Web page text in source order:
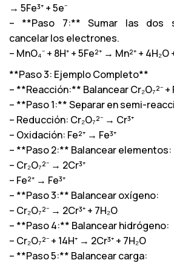
→ 5Fe³⁺ + 5e⁻
– **Paso 7:** Sumar las dos
cancelar los electrones.
– MnO₄⁻ + 8H⁺ + 5Fe²⁺ → Mn²⁺ + 4H₂O
**Paso 3: Ejemplo Completo**
– **Reacción:** Balancear Cr₂O₇²⁻ +
– **Paso 1:** Separar en semi-
– Reducción: Cr₂O₇²⁻ → Cr³⁺
– Oxidación: Fe²⁺ → Fe³⁺
– **Paso 2:** Balancear elementos:
– Cr₂O₇²⁻ → 2Cr³⁺
– Fe²⁺ → Fe³⁺
– **Paso 3:** Balancear oxígeno:
– Cr₂O₇²⁻ → 2Cr³⁺ + 7H₂O
– **Paso 4:** Balancear hidrógeno:
– Cr₂O₇²⁻ + 14H⁺ → 2Cr³⁺ + 7H₂O
– **Paso 5:** Balancear carga: